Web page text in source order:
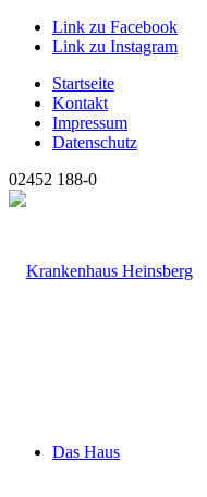
Link zu Facebook
Link zu Instagram
Startseite
Kontakt
Impressum
Datenschutz
02452 188-0
Das Haus